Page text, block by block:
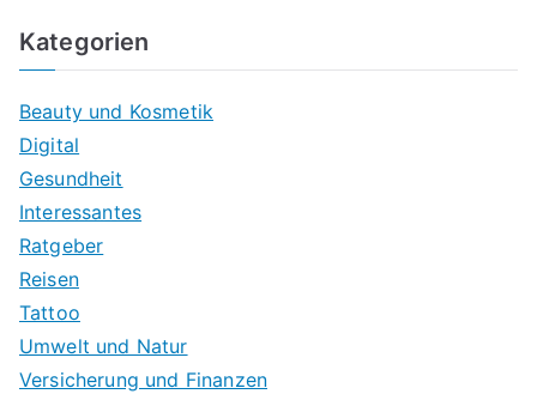
Kategorien
Beauty und Kosmetik
Digital
Gesundheit
Interessantes
Ratgeber
Reisen
Tattoo
Umwelt und Natur
Versicherung und Finanzen